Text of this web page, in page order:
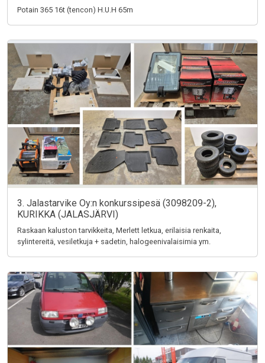
Potain 365 16t (tencon) H.U.H 65m
3. Jalastarvike Oy:n konkurssipesä (3098209-2),
KURIKKA (JALASJÄRVI)
Raskaan kaluston tarvikkeita, Merlett letkua, erilaisia renkaita,
sylintereitä, vesiletkuja + sadetin, halogeenivalaisimia ym.